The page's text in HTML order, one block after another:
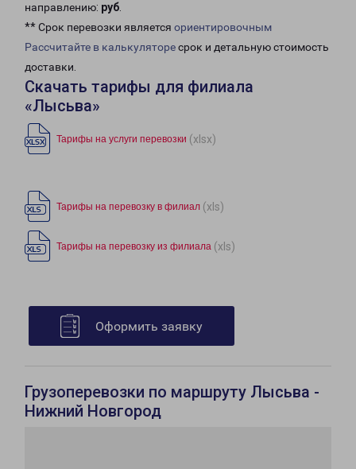
направлению: руб.
** Срок перевозки является ориентировочным
Рассчитайте в калькуляторесрок и детальную стоимость
доставки.
Скачать тарифы для филиала
«Лысьва»
Тарифы на услуги перевозки (xlsx)
Тарифы на перевозку в филиал (xls)
Тарифы на перевозку из филиала (xls)
Оформить заявку
Грузоперевозки по маршруту Лысьва -
Нижний Новгород